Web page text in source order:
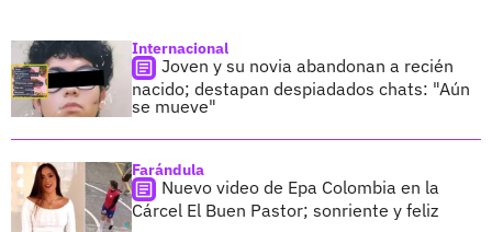
Internacional
Joven y su novia abandonan a recién
nacido; destapan despiadados chats: "Aún
se mueve"
Farándula
Nuevo video de Epa Colombia en la
Cárcel El Buen Pastor; sonriente y feliz